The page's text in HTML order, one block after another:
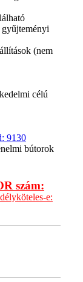
gyűjteményi
(nem
célú
9130
bútorok
szám:
e: